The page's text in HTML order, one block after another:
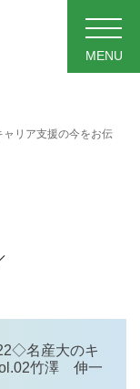
MENU
リア支援の今をお伝
名産大のキ
竹澤 伸一